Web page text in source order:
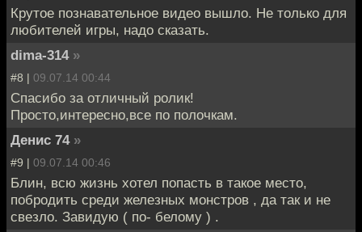
Крутое познавательное видео вышло. Не только для
любителей игры, надо сказать.
dima-314 »
#8 | 09.07.14 00:44
Спасибо за отличный ролик!
Просто,интересно,все по полочкам.
Денис 74 »
#9 | 09.07.14 00:46
Блин, всю жизнь хотел попасть в такое место,
побродить среди железных монстров , да так и не
свезло. Завидую ( по- белому ) .